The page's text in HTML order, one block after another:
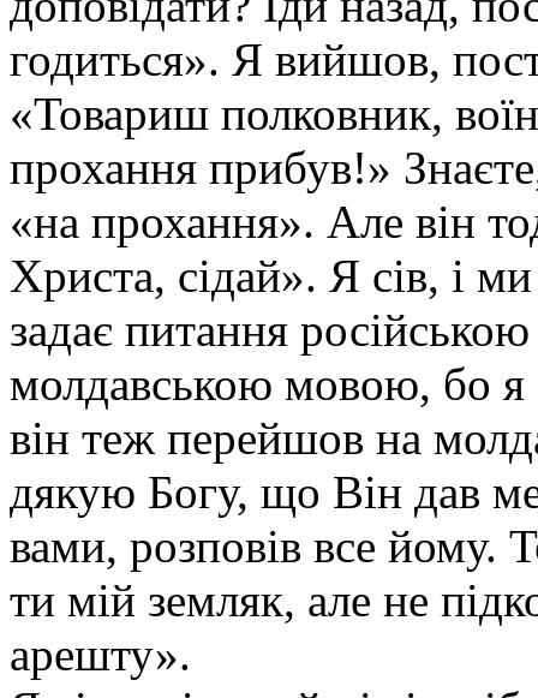
годиться». Я вийшов,
«Товариш полковник,
прохання прибув!»
«на прохання». Але він
Христа, сідай». Я сів, і
задає питання
молдавською мовою, бо я
він теж перейшов на
дякую Богу, що Він дав
вами, розповів все йому.
ти мій земляк, але не
арешту».